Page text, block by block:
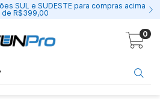
SUL e SUDESTE para compras acima
de R$399,00
0